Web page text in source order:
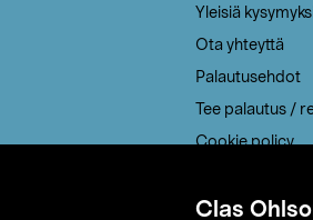
Clas
Yleisiä
Ota yhteyttä
Palautusehdot
Tee palautus /
Cookie policy
Saavutettavuus